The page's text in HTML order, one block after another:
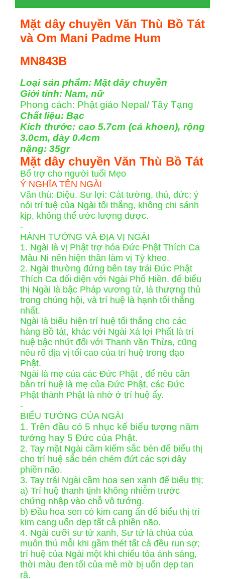
Mặt dây chuyền Văn Thù Bồ Tát
và Om Mani Padme Hum
MN843B
Loại sản phẩm: Mặt dây chuyền
Giới tính: Nam, nữ
Phong cách: Phật giáo Nepal/ Tây Tạng
Chất liệu: Bạc
Kích thước: cao 5.7cm (cả khoen), rộng
3.0cm, dày 0.4cm
nặng: 35gr
Mặt dây chuyền Văn Thù Bồ Tát
Bổ trợ cho người tuổi Mẹo
Ý NGHĨA TÊN NGÀI
Văn thù: Diệu. Sư lợi: Cát tường, thủ, đức; ý
nói trí tuệ của Ngài tối thắng, không chi sánh
kịp, không thể ước lượng được.
-
HÀNH TƯỚNG VÀ ÐỊA VỊ NGÀI
1. Ngài là vị Phật trợ hóa Ðức Phật Thích Ca
Mâu Ni nên hiện thân làm vị Tỳ kheo.
2. Ngài thường đứng bên tay trái Ðức Phật
Thích Ca đối diện với Ngài Phổ Hiền, để biểu
thị Ngài là bậc Pháp vương tử, là thượng thủ
trong chúng hội, và trí huệ là hạnh tối thắng
nhất.
Ngài là biểu hiện trí huệ tối thắng cho các
hàng Bồ tát, khác với Ngài Xá lợi Phất là trí
huệ bậc nhứt đối với Thanh văn Thừa, cũng
nêu rõ địa vị tối cao của trí huệ trong đạo
Phật.
Ngài là mẹ của các Ðức Phật , để nêu căn
bản trí huệ là mẹ của Ðức Phật, các Ðức
Phật thành Phật là nhờ ở trí huệ ấy.
-
BIỂU TƯỚNG CỦA NGÀI
1. Trên đầu có 5 nhục kế biểu tượng năm
tướng hay 5 Ðức của Phật.
2. Tay mặt Ngài cầm kiếm sắc bén để biểu thị
cho trí huệ sắc bén chém đứt các sợi dây
phiền não.
3. Tay trái Ngài cầm hoa sen xanh để biểu thị;
a) Trí huệ thanh tịnh không nhiễm trước
chứng nhập vào chỗ vô tướng.
b) Ðầu hoa sen có kim cang ấn để biểu thị trí
kim cang uốn dẹp tất cả phiền não.
4. Ngài cưỡi sư tử xanh, Sư tử là chúa của
muôn thú mỗi khi gầm thét tất cả đều run sợ;
trí huệ của Ngài một khi chiếu tỏa ánh sáng,
thời màu đen tối của mê mờ bị uốn dẹp tan
rã.